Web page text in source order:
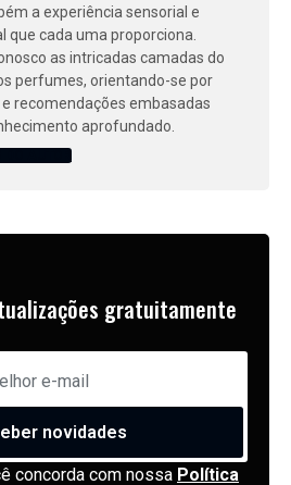
a experiência sensorial e
que cada uma proporciona.
as intricadas camadas do
perfumes, orientando-se por
recomendações embasadas
aprofundado.
gratuitamente
novidades
concorda com nossa Política